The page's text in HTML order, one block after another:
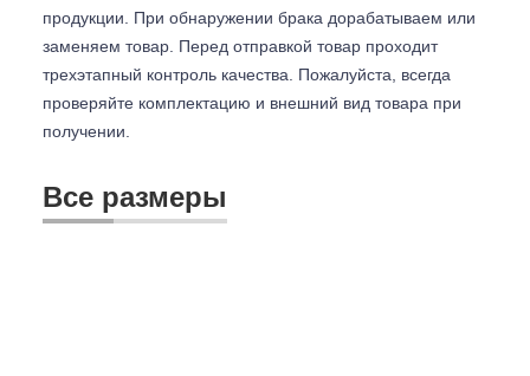
продукции. При обнаружении брака дорабатываем или
заменяем товар. Перед отправкой товар проходит
трехэтапный контроль качества. Пожалуйста, всегда
проверяйте комплектацию и внешний вид товара при
получении.
Все размеры